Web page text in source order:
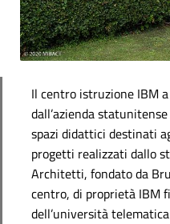
Il centro istruzione IBM
dall’azienda
spazi didattici destinati
progetti realizzati dallo
Architetti, fondato da
centro, di proprietà IBM
dell’università telematica